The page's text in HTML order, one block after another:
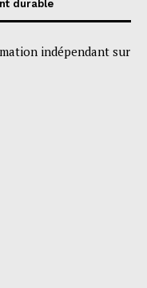
durable
indépendant sur